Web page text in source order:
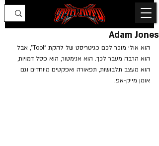
Adam Jones
הוא אולי מוכר לכם כגיטריסט של להקת "Tool", אבל
הוא הרבה מעבר לכך. הוא אנימטור, הוא פסל דמויות,
הוא מעצב תלבושות, תפאורה ואפקטים מיוחדים וגם
אומן מייק-אפ.